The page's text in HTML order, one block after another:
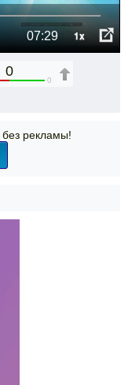
07:29 1x
0
0
рекламы!